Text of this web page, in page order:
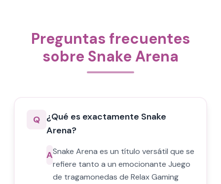
Preguntas frecuentes
sobre Snake Arena
Q ¿Qué es exactamente Snake
Arena?
ASnake Arena es un título versátil que se
refiere tanto a un emocionante Juego
de tragamonedas de Relax Gaming